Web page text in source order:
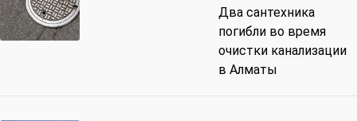
Два сантехника
погибли во время
очистки канализации
в Алматы